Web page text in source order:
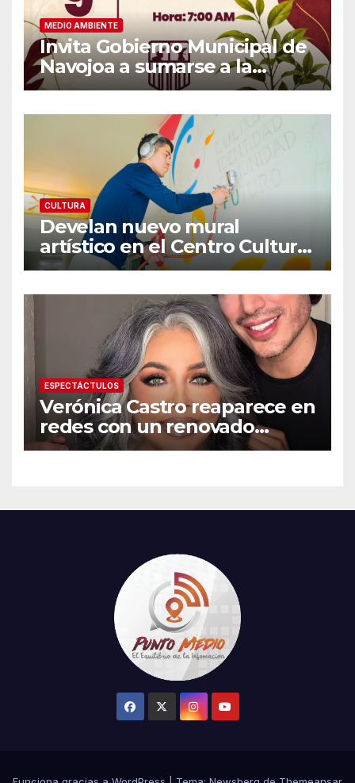
MEDIO AMBIENTE
Invita Gobierno Municipal de
Navojoa a sumarse a la
Jornada Nacional de
CULTURA
Develan nuevo mural
artístico en el Centro Cultural
«Dr. Héctor Chávez Fontes»
ESPECTÁCTULOS
Verónica Castro reaparece en
redes con un renovado
cambio de look